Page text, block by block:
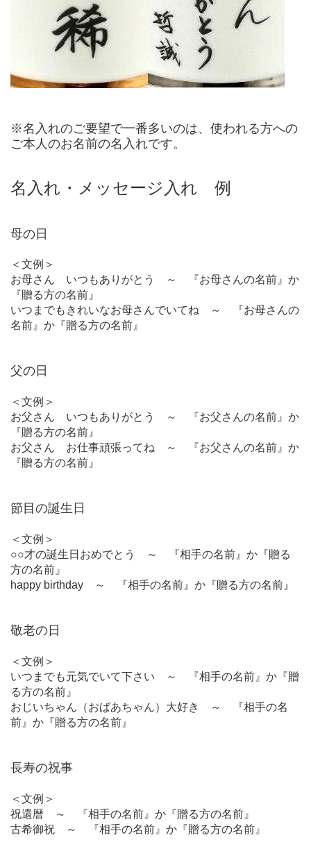
※名入れのご要望で一番多いのは、使われる方への
ご本人のお名前の名入れです。
名入れ・メッセージ入れ 例
母の日
＜文例＞
お母さん いつもありがとう ～ 『お母さんの名前』か
『贈る方の名前』
いつまでもきれいなお母さんでいてね ～ 『お母さんの
名前』か『贈る方の名前』
父の日
＜文例＞
お父さん いつもありがとう ～ 『お父さんの名前』か
『贈る方の名前』
お父さん お仕事頑張ってね ～ 『お父さんの名前』か
『贈る方の名前』
節目の誕生日
＜文例＞
○○才の誕生日おめでとう ～ 『相手の名前』か『贈る
方の名前』
happy birthday ～ 『相手の名前』か『贈る方の名前』
敬老の日
＜文例＞
いつまでも元気でいて下さい ～ 『相手の名前』か『贈
る方の名前』
おじいちゃん（おばあちゃん）大好き ～ 『相手の名
前』か『贈る方の名前』
長寿の祝事
＜文例＞
祝還暦 ～ 『相手の名前』か『贈る方の名前』
古希御祝 ～ 『相手の名前』か『贈る方の名前』